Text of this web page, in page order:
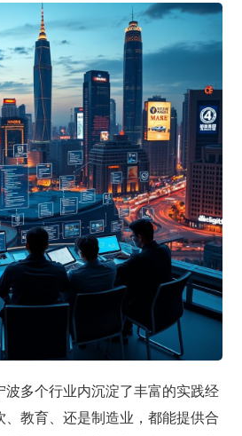
波多个行业内沉淀了丰富的实践经
、教育、还是制造业，都能提供合